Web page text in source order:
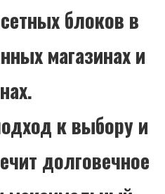
блоков в
магазинах и
к выбору и
долговечное